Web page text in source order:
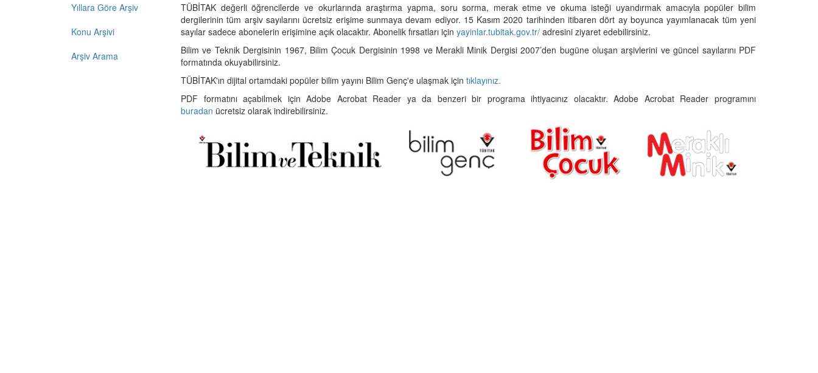
Yıllara Göre Arşiv
Konu Arşivi
Arşiv Arama
TÜBİTAK değerli öğrencilerde ve okurlarında araştırma yapma, soru sorma, merak etme ve okuma isteği uyandırmak amacıyla popüler bilim
dergilerinin tüm arşiv sayılarını ücretsiz erişime sunmaya devam ediyor. 15 Kasım 2020 tarihinden itibaren dört ay boyunca yayımlanacak tüm yeni
sayılar sadece abonelerin erişimine açık olacaktır. Abonelik fırsatları için yayinlar.tubitak.gov.tr/ adresini ziyaret edebilirsiniz.
Bilim ve Teknik Dergisinin 1967, Bilim Çocuk Dergisinin 1998 ve Merakli Minik Dergisi 2007’den bugüne oluşan arşivlerini ve güncel sayılarını PDF
formatında okuyabilirsiniz.
TÜBİTAK'ın dijital ortamdaki popüler bilim yayını Bilim Genç'e ulaşmak için tıklayınız.
PDF formatını açabilmek için Adobe Acrobat Reader ya da benzeri bir programa ihtiyacınız olacaktır. Adobe Acrobat Reader programını
buradan ücretsiz olarak indirebilirsiniz.